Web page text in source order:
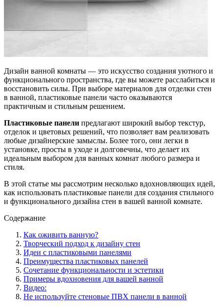
Дизайн ванной комнаты — это искусство создания уютного и
функционального пространства, где вы можете расслабиться и
восстановить силы. При выборе материалов для отделки стен
в ванной, пластиковые панели часто оказываются
практичным и стильным решением.
Пластиковые панели предлагают широкий выбор текстур,
отделок и цветовых решений, что позволяет вам реализовать
любые дизайнерские замыслы. Более того, они легки в
установке, просты в уходе и долговечны, что делает их
идеальным выбором для ванных комнат любого размера и
стиля.
В этой статье мы рассмотрим несколько вдохновляющих идей,
как использовать пластиковые панели для создания стильного
и функционального дизайна стен в вашей ванной комнате.
Содержание
Как оживить ванную?
Творческий подход к дизайну стен
Идеи с пластиковыми панелями
Преимущества пластиковых панелей
Сочетание функциональности и эстетики
Примеры вдохновения для вашей ванной
Видео:
Не используйте стеновые ПВХ панели в ванной